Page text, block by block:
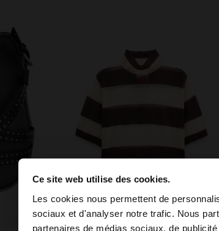
Ce site web utilise des cookies.
Les cookies nous permettent de
sociaux et d'analyser notre trafic. Nous
partenaires de médias sociaux, de
bonjour